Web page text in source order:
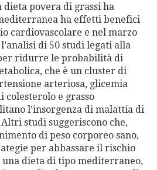
povera di grassi ha
ha effetti benefici
cardiovascolare e nel marzo
di 50 studi legati alla
ridurre le probabilità di
che è un cluster di
arteriosa, glicemia
colesterolo e grasso
l’insorgenza di malattia di
studi suggeriscono che,
di peso corporeo sano,
per abbassare il rischio
dieta di tipo mediterraneo,